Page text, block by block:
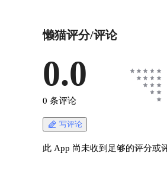
懒猫评分/评论
0.0
0 条评论
写评论
此 App 尚未收到足够的评分或